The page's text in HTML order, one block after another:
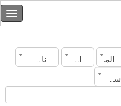
الماركة الموديل
ناقل الحركة
سنة الصنع